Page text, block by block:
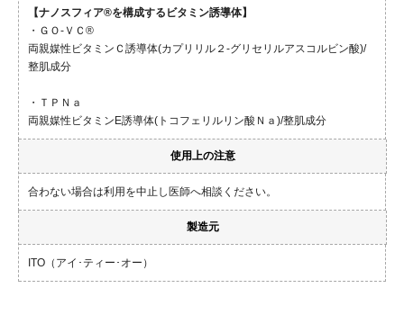
【ナノスフィア®を構成するビタミン誘導体】
・ＧＯ-ＶＣ®
両親媒性ビタミンＣ誘導体(カプリリル２-グリセリルアスコルビン酸)/
整肌成分
・ＴＰＮａ
両親媒性ビタミンE誘導体(トコフェリルリン酸Ｎａ)/整肌成分
使用上の注意
合わない場合は利用を中止し医師へ相談ください。
製造元
ITO（アイ･ティー･オー）